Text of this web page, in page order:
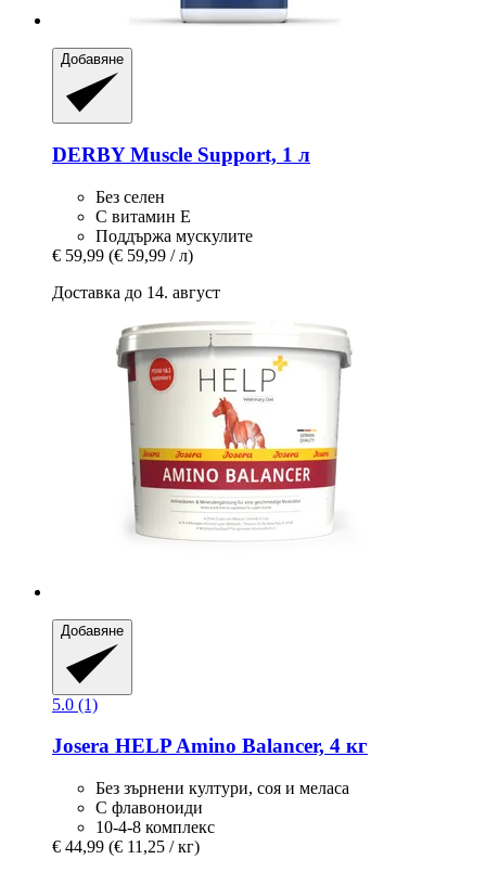
Добавяне
DERBYMuscle Support, 1 л
Без селен
С витамин Е
Поддържа мускулите
€ 59,99 (€ 59,99 / л)
Доставка до 14. август
Добавяне
5.0 (1)
Josera HELP Amino Balancer, 4 кг
Без зърнени култури, соя и меласа
С флавоноиди
10-4-8 комплекс
€ 44,99 (€ 11,25 / кг)